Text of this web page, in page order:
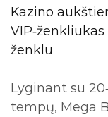
Kazino
ženklu
Lyginant su
tempų, Mega